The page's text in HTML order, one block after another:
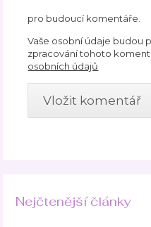
pro budoucí komentáře.
Vaše osobní údaje budou
zpracování tohoto
osobních údajů
Nejčtenější články